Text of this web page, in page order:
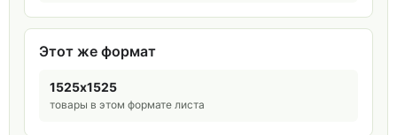
Этот же формат
1525х1525
товары в этом формате листа